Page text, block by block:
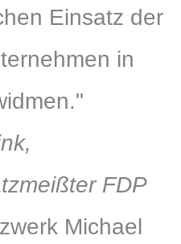
Einsatz der
in
FDP